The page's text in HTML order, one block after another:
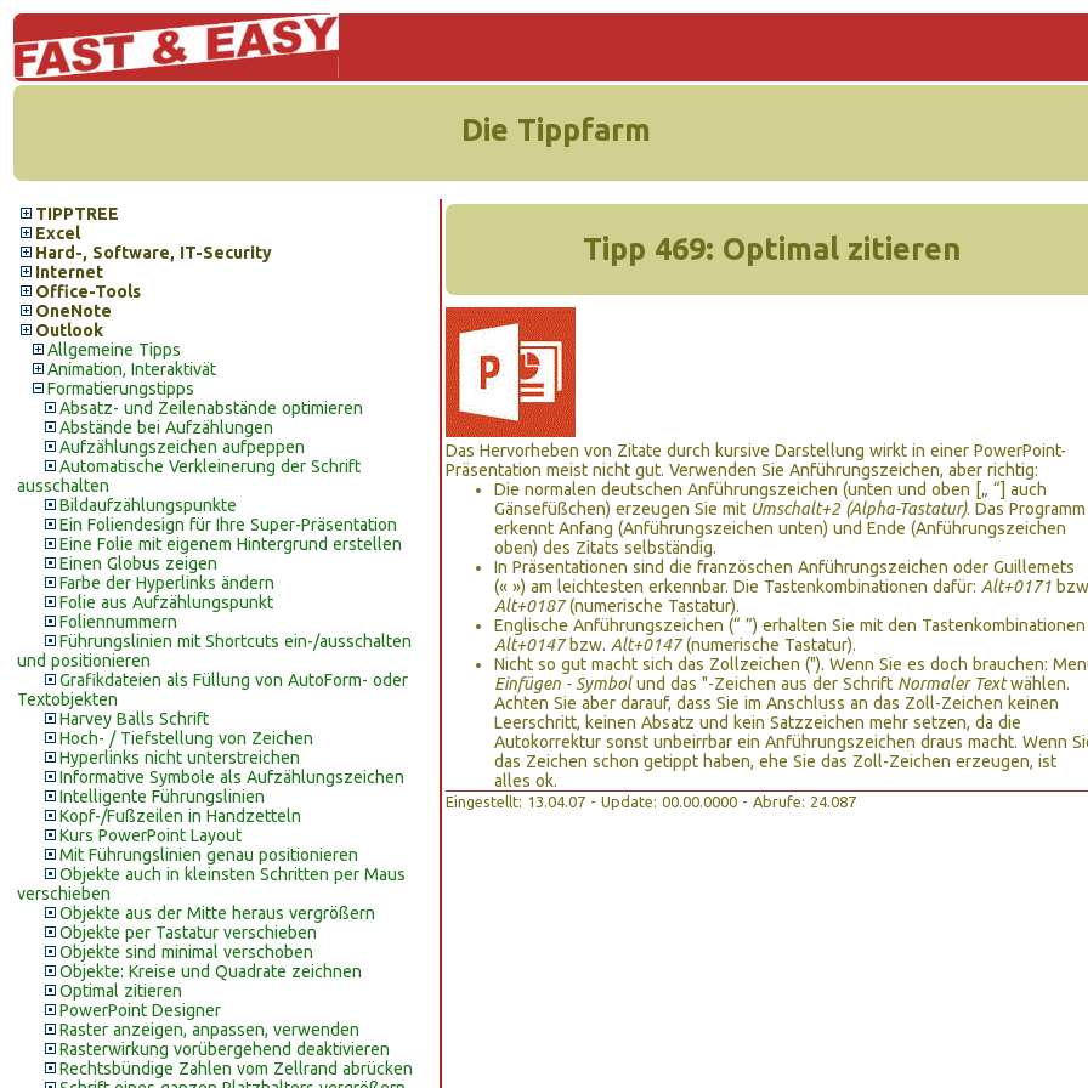
Die Tippfarm
TIPPTREE
Excel
Hard-, Software, IT-Security
Internet
Office-Tools
OneNote
Outlook
Allgemeine Tipps
Animation, Interaktivät
Formatierungstipps
Absatz- und Zeilenabstände optimieren
Abstände bei Aufzählungen
Aufzählungszeichen aufpeppen
Automatische Verkleinerung der Schrift
ausschalten
Bildaufzählungspunkte
Ein Foliendesign für Ihre Super-Präsentation
Eine Folie mit eigenem Hintergrund erstellen
Einen Globus zeigen
Farbe der Hyperlinks ändern
Folie aus Aufzählungspunkt
Foliennummern
Führungslinien mit Shortcuts ein-/ausschalten
und positionieren
Grafikdateien als Füllung von AutoForm- oder
Textobjekten
Harvey Balls Schrift
Hoch- / Tiefstellung von Zeichen
Hyperlinks nicht unterstreichen
Informative Symbole als Aufzählungszeichen
Intelligente Führungslinien
Kopf-/Fußzeilen in Handzetteln
Kurs PowerPoint Layout
Mit Führungslinien genau positionieren
Objekte auch in kleinsten Schritten per Maus
verschieben
Objekte aus der Mitte heraus vergrößern
Objekte per Tastatur verschieben
Objekte sind minimal verschoben
Objekte: Kreise und Quadrate zeichnen
Optimal zitieren
PowerPoint Designer
Raster anzeigen, anpassen, verwenden
Rasterwirkung vorübergehend deaktivieren
Rechtsbündige Zahlen vom Zellrand abrücken
Tipp 469: Optimal zitieren
Das Hervorheben von Zitate durch kursive Darstellung wirkt in einer PowerPoint-
Präsentation meist nicht gut. Verwenden Sie Anführungszeichen, aber richtig:
Die normalen deutschen Anführungszeichen (unten und oben [„ “] auch
Gänsefüßchen) erzeugen Sie mit Umschalt+2 (Alpha-Tastatur). Das Programm
erkennt Anfang (Anführungszeichen unten) und Ende (Anführungszeichen
oben) des Zitats selbständig.
In Präsentationen sind die französchen Anführungszeichen oder Guillemets
(« ») am leichtesten erkennbar. Die Tastenkombinationen dafür: Alt+0171
Alt+0187(numerische Tastatur).
Englische Anführungszeichen (“ ”) erhalten Sie mit den Tastenkombinationen
Alt+0147bzw. Alt+0147(numerische Tastatur).
Nicht so gut macht sich das Zollzeichen ("). Wenn Sie es doch brauchen:
Einfügen - Symbolund das "-Zeichen aus der Schrift Normaler Textwählen.
Achten Sie aber darauf, dass Sie im Anschluss an das Zoll-Zeichen keinen
Leerschritt, keinen Absatz und kein Satzzeichen mehr setzen, da die
Autokorrektur sonst unbeirrbar ein Anführungszeichen draus macht. Wenn
das Zeichen schon getippt haben, ehe Sie das Zoll-Zeichen erzeugen, ist
alles ok.
Eingestellt: 13.04.07 - Update: 00.00.0000 - Abrufe: 24.087